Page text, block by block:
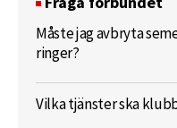
Måste jag avbryta
ringer?
Vilka tjänster ska